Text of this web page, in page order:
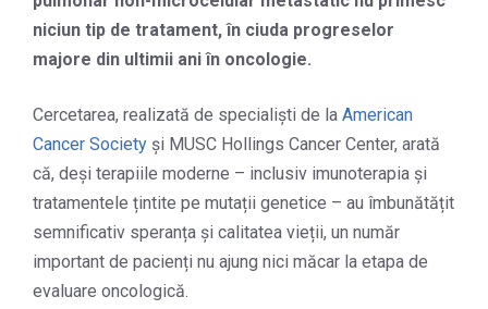
niciun tip de tratament, în ciuda progreselor
majore din ultimii ani în oncologie.
Cercetarea, realizată de specialiști de la American
Cancer Society și MUSC Hollings Cancer Center, arată
că, deși terapiile moderne – inclusiv imunoterapia și
tratamentele țintite pe mutații genetice – au îmbunătățit
semnificativ speranța și calitatea vieții, un număr
important de pacienți nu ajung nici măcar la etapa de
evaluare oncologică.